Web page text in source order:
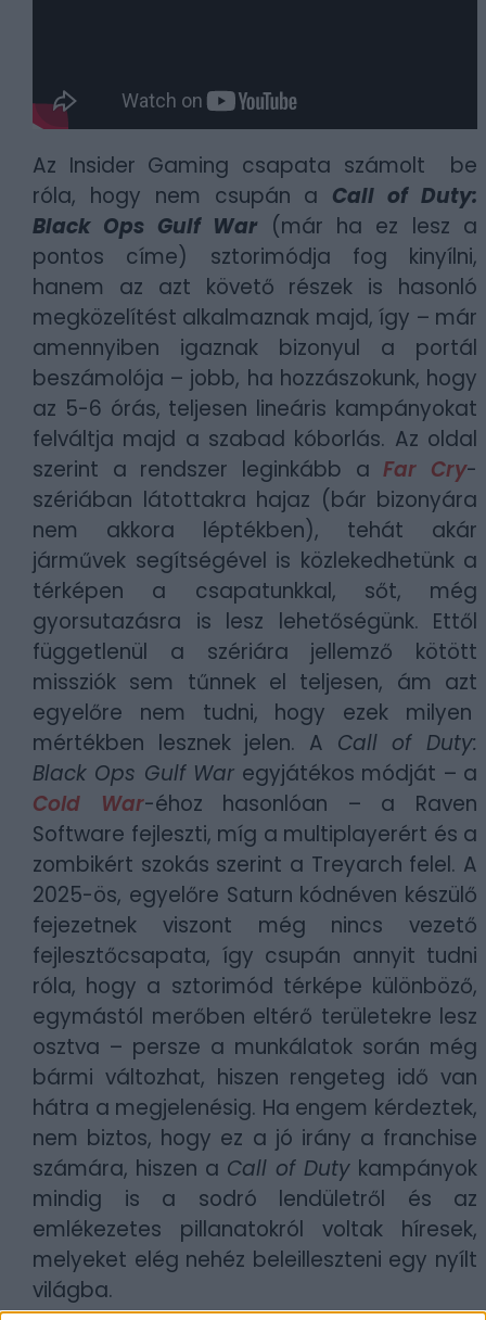
Az Insider Gaming csapata számolt be
róla, hogy nem csupán a Call of Duty:
Black Ops Gulf War(már ha ez lesz a
pontos címe) sztorimódja fog kinyílni,
hanem az azt követő részek is hasonló
megközelítést alkalmaznak majd, így – már
amennyiben igaznak bizonyul a portál
beszámolója – jobb, ha hozzászokunk, hogy
az 5-6 órás, teljesen lineáris kampányokat
felváltja majd a szabad kóborlás. Az oldal
szerint a rendszer leginkább aFar Cry-
szériában látottakra hajaz (bár bizonyára
nem akkora léptékben), tehát akár
járművek segítségével is közlekedhetünk a
térképen a csapatunkkal, sőt, még
gyorsutazásra is lesz lehetőségünk. Ettől
függetlenül a szériára jellemző kötött
missziók sem tűnnek el teljesen, ám azt
egyelőre nem tudni, hogy ezek milyen
mértékben lesznek jelen. A Call of Duty:
Black Ops Gulf War egyjátékos módját – a
Cold War-éhoz hasonlóan – a Raven
Software fejleszti, míg a multiplayerért és a
zombikért szokás szerint a Treyarch felel. A
2025-ös, egyelőre Saturn kódnéven készülő
fejezetnek viszont még nincs vezető
fejlesztőcsapata, így csupán annyit tudni
róla, hogy a sztorimód térképe különböző,
egymástól merőben eltérő területekre lesz
osztva – persze a munkálatok során még
bármi változhat, hiszen rengeteg idő van
hátra a megjelenésig. Ha engem kérdeztek,
nem biztos, hogy ez a jó irány a franchise
számára, hiszen a Call of Duty kampányok
mindig is a sodró lendületről és az
emlékezetes pillanatokról voltak híresek,
melyeket elég nehéz beleilleszteni egy nyílt
világba.